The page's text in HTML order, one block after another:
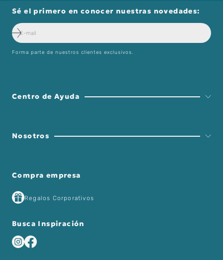
Sé el primero en conocer nuestras novedades:
Forma parte de nuestros clientes exclusivos.
Centro de Ayuda
Nosotros
Compra empresa
Regalos Corporativos
Busca Inspiración